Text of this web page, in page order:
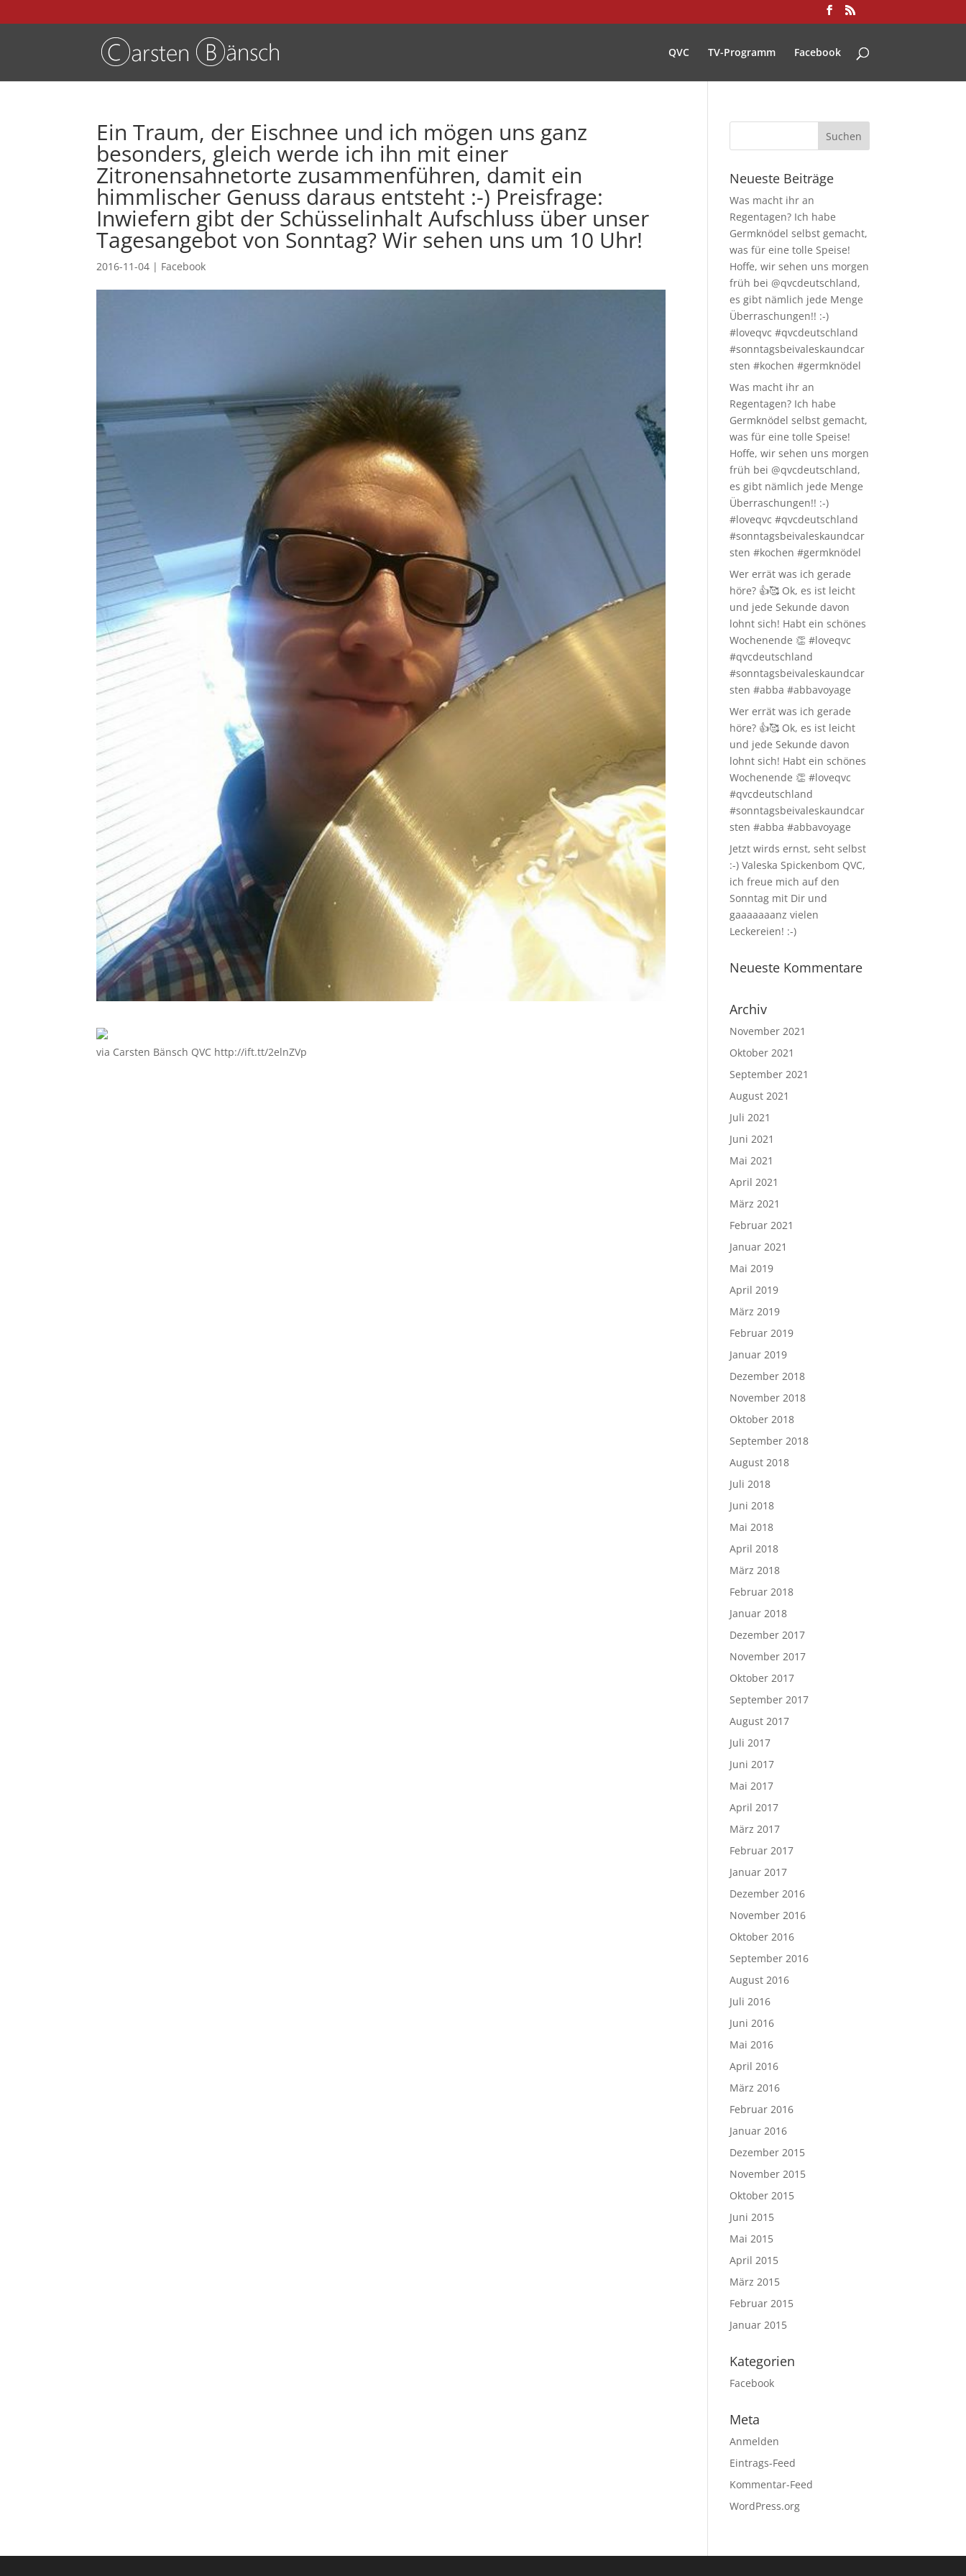
QVC TV-Programm Facebook
Ein Traum, der Eischnee und ich mögen uns ganz
besonders, gleich werde ich ihn mit einer
Zitronensahnetorte zusammenführen, damit ein
himmlischer Genuss daraus entsteht :-) Preisfrage:
Inwiefern gibt der Schüsselinhalt Aufschluss über unser
Tagesangebot von Sonntag? Wir sehen uns um 10 Uhr!
2016-11-04 | Facebook
via Carsten Bänsch QVC http://ift.tt/2elnZVp
Neueste Beiträge
Was macht ihr an
Regentagen? Ich habe
Germknödel selbst gemacht,
was für eine tolle Speise!
Hoffe, wir sehen uns morgen
früh bei @qvcdeutschland,
es gibt nämlich jede Menge
Überraschungen!! :-)
#loveqvc #qvcdeutschland
#sonntagsbeivaleskaundcar
sten #kochen #germknödel
Was macht ihr an
Regentagen? Ich habe
Germknödel selbst gemacht,
was für eine tolle Speise!
Hoffe, wir sehen uns morgen
früh bei @qvcdeutschland,
es gibt nämlich jede Menge
Überraschungen!! :-)
#loveqvc #qvcdeutschland
#sonntagsbeivaleskaundcar
sten #kochen #germknödel
Wer errät was ich gerade
höre? 👍🥰 Ok, es ist leicht
und jede Sekunde davon
lohnt sich! Habt ein schönes
Wochenende 👏 #loveqvc
#qvcdeutschland
#sonntagsbeivaleskaundcar
sten #abba #abbavoyage
Wer errät was ich gerade
höre? 👍🥰 Ok, es ist leicht
und jede Sekunde davon
lohnt sich! Habt ein schönes
Wochenende 👏 #loveqvc
#qvcdeutschland
#sonntagsbeivaleskaundcar
sten #abba #abbavoyage
Jetzt wirds ernst, seht selbst
:-) Valeska Spickenbom QVC,
ich freue mich auf den
Sonntag mit Dir und
gaaaaaaanz vielen
Leckereien! :-)
Neueste Kommentare
Archiv
November 2021
Oktober 2021
September 2021
August 2021
Juli 2021
Juni 2021
Mai 2021
April 2021
März 2021
Februar 2021
Januar 2021
Mai 2019
April 2019
März 2019
Februar 2019
Januar 2019
Dezember 2018
November 2018
Oktober 2018
September 2018
August 2018
Juli 2018
Juni 2018
Mai 2018
April 2018
März 2018
Februar 2018
Januar 2018
Dezember 2017
November 2017
Oktober 2017
September 2017
August 2017
Juli 2017
Juni 2017
Mai 2017
April 2017
März 2017
Februar 2017
Januar 2017
Dezember 2016
November 2016
Oktober 2016
September 2016
August 2016
Juli 2016
Juni 2016
Mai 2016
April 2016
März 2016
Februar 2016
Januar 2016
Dezember 2015
November 2015
Oktober 2015
Juni 2015
Mai 2015
April 2015
März 2015
Februar 2015
Januar 2015
Kategorien
Facebook
Meta
Anmelden
Eintrags-Feed
Kommentar-Feed
WordPress.org